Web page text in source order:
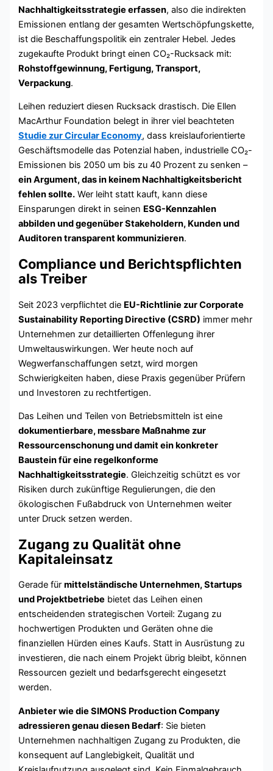
Nachhaltigkeitsstrategie erfassen, also die indirekten
Emissionen entlang der gesamten Wertschöpfungskette,
ist die Beschaffungspolitik ein zentraler Hebel. Jedes
zugekaufte Produkt bringt einen CO₂-Rucksack mit:
Rohstoffgewinnung, Fertigung, Transport,
Verpackung.
Leihen reduziert diesen Rucksack drastisch. Die Ellen
MacArthur Foundation belegt in ihrer viel beachteten
Studie zur Circular Economy, dass kreislauforientierte
Geschäftsmodelle das Potenzial haben, industrielle CO₂-
Emissionen bis 2050 um bis zu 40 Prozent zu senken –
ein Argument, das in keinem Nachhaltigkeitsbericht
fehlen sollte. Wer leiht statt kauft, kann diese
Einsparungen direkt in seinen ESG-Kennzahlen
abbilden und gegenüber Stakeholdern, Kunden und
Auditoren transparent kommunizieren.
Compliance und Berichtspflichten
als Treiber
Seit 2023 verpflichtet die EU-Richtlinie zur Corporate
Sustainability Reporting Directive (CSRD) immer mehr
Unternehmen zur detaillierten Offenlegung ihrer
Umweltauswirkungen. Wer heute noch auf
Wegwerfanschaffungen setzt, wird morgen
Schwierigkeiten haben, diese Praxis gegenüber Prüfern
und Investoren zu rechtfertigen.
Das Leihen und Teilen von Betriebsmitteln ist eine
dokumentierbare, messbare Maßnahme zur
Ressourcenschonung und damit ein konkreter
Baustein für eine regelkonforme
Nachhaltigkeitsstrategie. Gleichzeitig schützt es vor
Risiken durch zukünftige Regulierungen, die den
ökologischen Fußabdruck von Unternehmen weiter
unter Druck setzen werden.
Zugang zu Qualität ohne
Kapitaleinsatz
Gerade fürmittelständische Unternehmen, Startups
und Projektbetriebe bietet das Leihen einen
entscheidenden strategischen Vorteil: Zugang zu
hochwertigen Produkten und Geräten ohne die
finanziellen Hürden eines Kaufs. Statt in Ausrüstung zu
investieren, die nach einem Projekt übrig bleibt, können
Ressourcen gezielt und bedarfsgerecht eingesetzt
werden.
Anbieter wie die SIMONS Production Company
adressieren genau diesen Bedarf: Sie bieten
Unternehmen nachhaltigen Zugang zu Produkten, die
konsequent auf Langlebigkeit, Qualität und